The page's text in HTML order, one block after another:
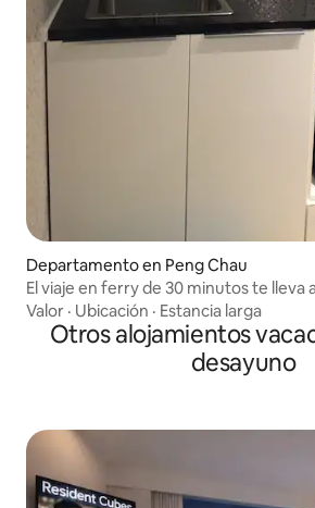
Departamento en Peng Chau
El viaje en ferry de 30 minutos te lleva
50 años.
Valor · Ubicación · Estancia larga
Otros alojamientos
desayuno